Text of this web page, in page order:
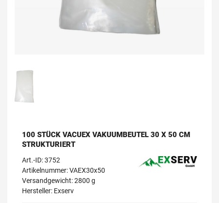
100 STÜCK VACUEX VAKUUMBEUTEL 30 X 50 CM
STRUKTURIERT
Art.-ID:3752
Artikelnummer: VAEX30x50
Versandgewicht: 2800 g
Hersteller: Exserv